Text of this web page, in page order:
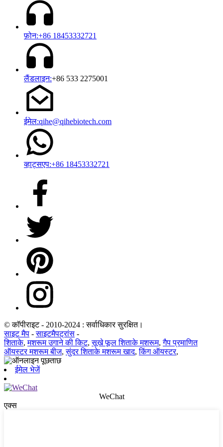
फ़ोन:+86 18453332721
लैंडलाइन:+86 533 2275001
ईमेल:qihe@qihebiotech.com
व्हाट्सएप:+86 18453332721
© कॉपीराइट - 2010-2024 : सर्वाधिकार सुरक्षित।
साइट मैप -साइटमैपट्रांस -
शिताके,मशरूम उगाने की किट,सूखे फूल शिताके मशरूम,गैप प्रमाणित
ऑयस्टर मशरूम बीज,सुंदर शिताके मशरूम खाद,किंग ऑयस्टर,
ईमेल भेजें
WeChat
एक्स